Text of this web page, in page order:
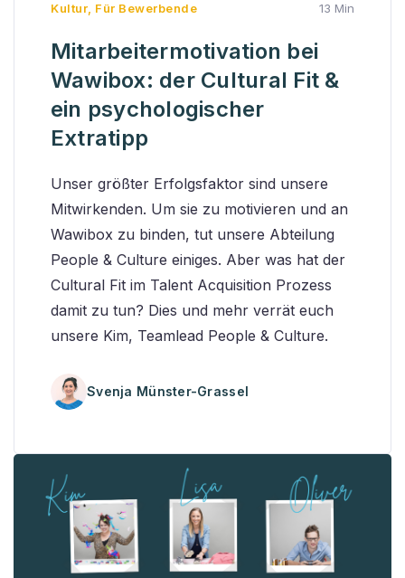
Kultur Für Bewerbende 13 Min
Mitarbeitermotivation bei
Wawibox: der Cultural Fit &
ein psychologischer
Extratipp
Unser größter Erfolgsfaktor sind unsere
Mitwirkenden. Um sie zu motivieren und an
Wawibox zu binden, tut unsere Abteilung
People & Culture einiges. Aber was hat der
Cultural Fit im Talent Acquisition Prozess
damit zu tun? Dies und mehr verrät euch
unsere Kim, Teamlead People & Culture.
Svenja Münster-Grassel